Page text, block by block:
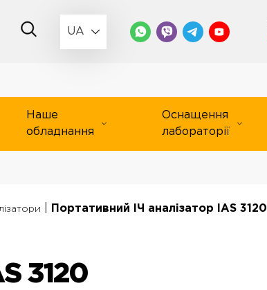
UA
Наше
обладнання
Оснащення
лабораторії
Портативний ІЧ аналізатор IAS 3120
3120